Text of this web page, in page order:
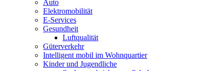
Auto
Elektromobilität
E-Services
Gesundheit
Luftqualität
Güterverkehr
Intelligent mobil im Wohnquartier
Kinder und Jugendliche